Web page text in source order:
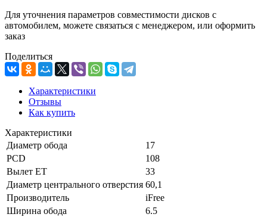
Для уточнения параметров совместимости дисков с
автомобилем, можете связаться с менеджером, или оформить
заказ
Поделиться
Характеристики
Отзывы
Как купить
Характеристики
Диаметр обода
17
PCD
108
Вылет ET
33
Диаметр центрального отверстия 60,1
Производитель
iFree
Ширина обода
6.5